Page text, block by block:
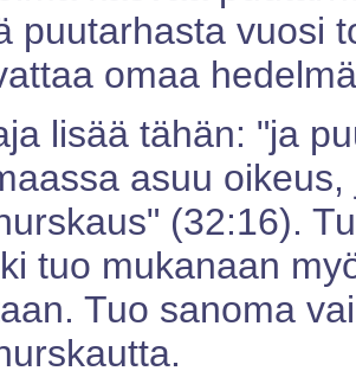
puutarhasta vuosi
omaa
lisää tähän: "ja
asuu
(32:16).
tuo mukanaan
Tuo sanoma